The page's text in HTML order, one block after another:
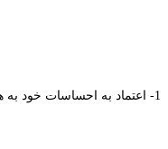
1- اعتماد به احساسات خود به هنگام تصمیم‌گیری‌ها